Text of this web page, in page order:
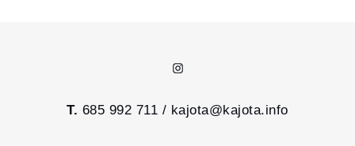
Instagram
T. 685 992 711 / kajota@kajota.info